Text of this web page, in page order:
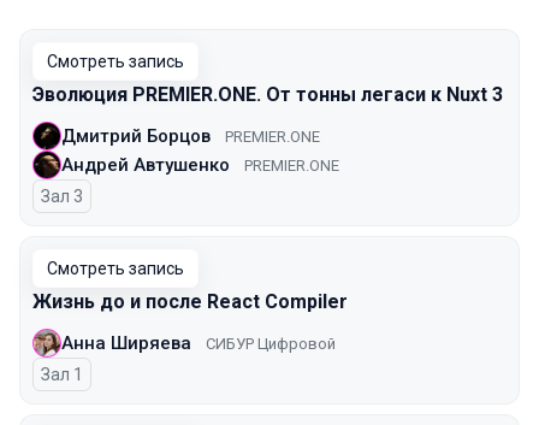
Смотреть запись
Эволюция PREMIER.ONE. От тонны легаси к Nuxt 3
Дмитрий Борцов PREMIER.ONE
Андрей Автушенко PREMIER.ONE
Зал 3
Смотреть запись
Жизнь до и после React Compiler
Анна Ширяева СИБУР Цифровой
Зал 1